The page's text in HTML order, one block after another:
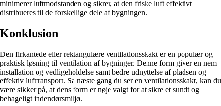
minimerer luftmodstanden og sikrer, at den friske luft effektivt
distribueres til de forskellige dele af bygningen.
Konklusion
Den firkantede eller rektangulære ventilationsskakt er en populær og
praktisk løsning til ventilation af bygninger. Denne form giver en nem
installation og vedligeholdelse samt bedre udnyttelse af pladsen og
effektiv lufttransport. Så næste gang du ser en ventilationsskakt, kan du
være sikker på, at dens form er nøje valgt for at sikre et sundt og
behageligt indendørsmiljø.